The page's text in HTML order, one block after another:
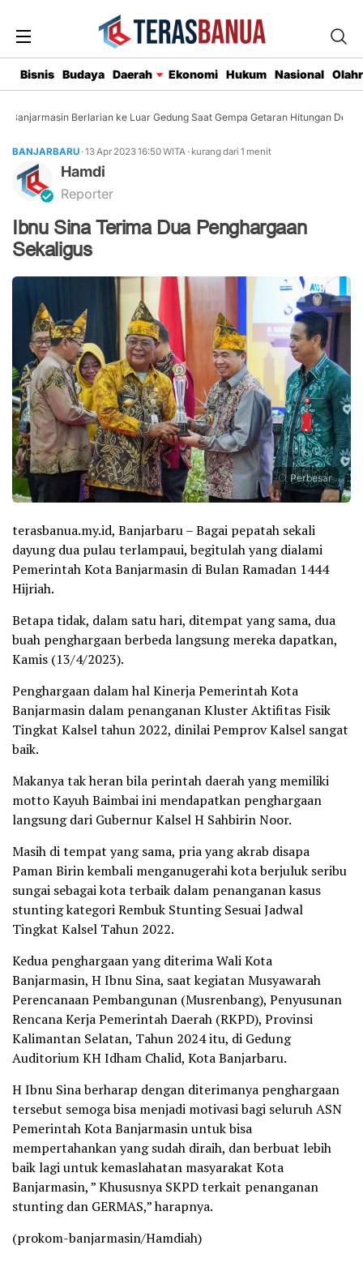
Bisnis Budaya Daerah Ekonomi Hukum Nasional
Banjarmasin Berlarian ke Luar Gedung Saat Gempa Getaran Hitungan Detik
BANJARBARU · 13 Apr 202316:50WITA · kurang dari 1 menit
Hamdi
Reporter
Ibnu Sina Terima Dua Penghargaan
Sekaligus
Perbesar
terasbanua.my.id, Banjarbaru – Bagai pepatah sekali
dayung dua pulau terlampaui, begitulah yang dialami
Pemerintah Kota Banjarmasin di Bulan Ramadan 1444
Hijriah.
Betapa tidak, dalam satu hari, ditempat yang sama, dua
buah penghargaan berbeda langsung mereka dapatkan,
Kamis (13/4/2023).
Penghargaan dalam hal Kinerja Pemerintah Kota
Banjarmasin dalam penanganan Kluster Aktifitas Fisik
Tingkat Kalsel tahun 2022, dinilai Pemprov Kalsel sangat
baik.
Makanya tak heran bila perintah daerah yang memiliki
motto Kayuh Baimbai ini mendapatkan penghargaan
langsung dari Gubernur Kalsel H Sahbirin Noor.
Masih di tempat yang sama, pria yang akrab disapa
Paman Birin kembali menganugerahi kota berjuluk seribu
sungai sebagai kota terbaik dalam penanganan kasus
stunting kategori Rembuk Stunting Sesuai Jadwal
Tingkat Kalsel Tahun 2022.
Kedua penghargaan yang diterima Wali Kota
Banjarmasin, H Ibnu Sina, saat kegiatan Musyawarah
Perencanaan Pembangunan (Musrenbang), Penyusunan
Rencana Kerja Pemerintah Daerah (RKPD), Provinsi
Kalimantan Selatan, Tahun 2024 itu, di Gedung
Auditorium KH Idham Chalid, Kota Banjarbaru.
H Ibnu Sina berharap dengan diterimanya penghargaan
tersebut semoga bisa menjadi motivasi bagi seluruh ASN
Pemerintah Kota Banjarmasin untuk bisa
mempertahankan yang sudah diraih, dan berbuat lebih
baik lagi untuk kemaslahatan masyarakat Kota
Banjarmasin, ” Khususnya SKPD terkait penanganan
stunting dan GERMAS,” harapnya.
(prokom-banjarmasin/Hamdiah)